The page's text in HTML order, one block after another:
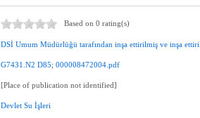
Based on 0 rating(s)
DSİ Umum Müdürlüğü tarafından inşa ettirilmiş ve inşa
G7431.N2 D85;000008472004.pdf
[Place of publication not identified]
Devlet Su İşleri